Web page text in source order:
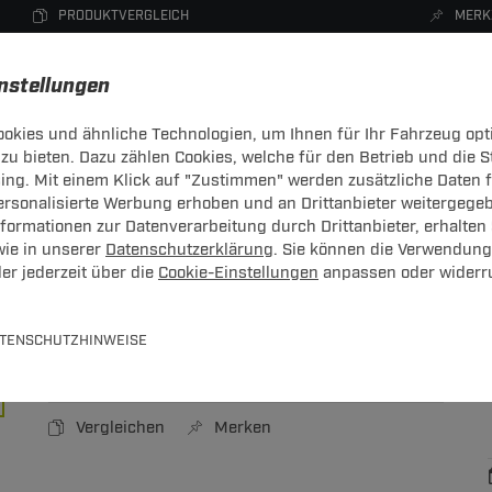
und ähnliche Technologien, um Ihnen für Ihr Fahrzeug
bieten. Dazu zählen Cookies, welche für den Betrieb und die
Mit einem Klick auf "Zustimmen" werden zusätzliche Daten
Werbung erhoben und an Drittanbieter
zur Datenverarbeitung durch Drittanbieter, erhalten
in unserer Datenschutzerklärung. Sie können die
jederzeit über die Cookie-Einstellungen anpassen oder
PRODUKTVERGLEICH
DACHBOXEN FAHRRADTRÄGER ZUBEHÖR
Liter
Vergleichen Merken